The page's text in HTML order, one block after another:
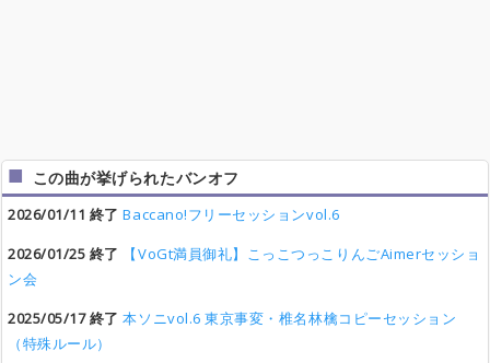
この曲が挙げられたバンオフ
2026/01/11 終了 Baccano!フリーセッションvol.6
2026/01/25 終了
【VoGt満員御礼】こっこつっこりんごAimerセッショ
ン会
2025/05/17 終了 本ソニvol.6 東京事変・椎名林檎コピーセッション
（特殊ルール）